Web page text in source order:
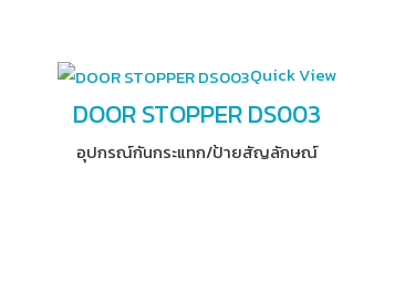
Quick View
DOOR STOPPER DS003
อุปกรณ์​กันกระแทก/ป้ายสัญลักษณ์